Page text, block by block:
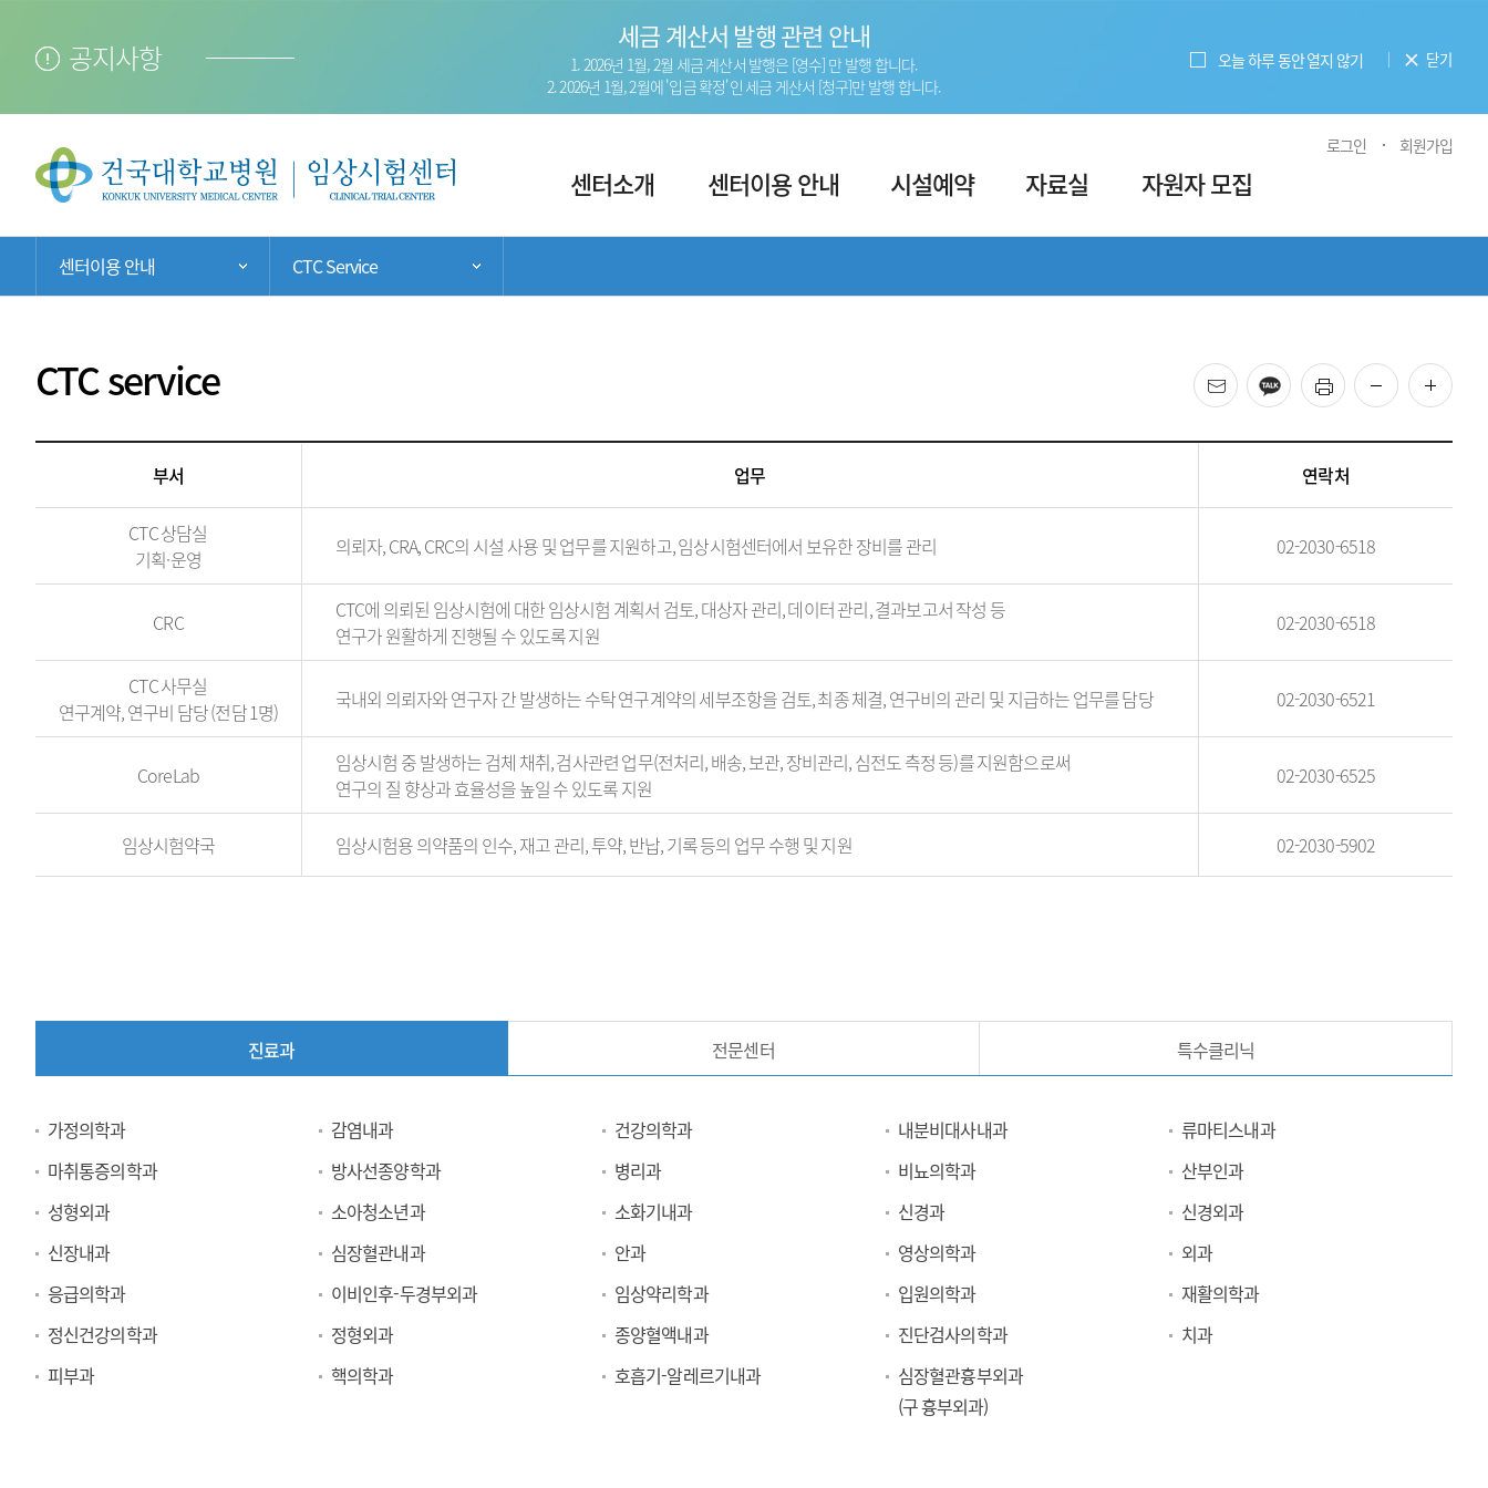
공지사항
세금 계산서 발행 관련 안내
1. 2026년 1월, 2월 세금 계산서 발행은 [영수] 만 발행 합니다.
2. 2026년 1월, 2월에 '입금 확정'인 세금 게산서 [청구]만 발행 합니다.
오늘 하루 동안 열지 않기 닫기
로그인 회원가입
센터소개 센터이용 안내 시설예약 자료실 자원자 모집
위
센터이용 안내 주 메뉴 목록 열기
CTC Service
메일 카카오 프린트 화면 축소화면
CTC service
C
r
c
처)
부서 업무 연락처
CTC 상담실
기획·운영
의뢰자, CRA, CRC의 시설 사용 및 업무를 지원하고, 임상시험센터에서 보유한 장비를 관리 02-2030-6518
CRC
CTC에 의뢰된 임상시험에 대한 임상시험 계획서 검토, 대상자 관리, 데이터 관리, 결과보고서 작성 등
연구가 원활하게 진행될 수 있도록 지원
02-2030-6518
CTC 사무실
연구계약, 연구비 담당 (전담 1명)
국내외 의뢰자와 연구자 간 발생하는 수탁 연구계약의 세부조항을 검토, 최종 체결, 연구비의 관리 및 지급하는 업무를 담당 02-2030-6521
CoreLab
임상시험 중 발생하는 검체 채취, 검사관련 업무(전처리, 배송, 보관, 장비관리, 심전도 측정 등)를 지원함으로써
연구의 질 향상과 효율성을 높일 수 있도록 지원
02-2030-6525
임상시험약국 임상시험용 의약품의 인수, 재고 관리, 투약, 반납, 기록 등의 업무 수행 및 지원 02-2030-5902
진료과 전문센터 특수클리닉
진
과
가정의학과 감염내과 건강의학과 내분비대사내과
류마티스내과
마취통증의학과
방사선종양학과 병리과 비뇨의학과
산부인과
성형외과
소아청소년과 소화기내과 신경과
신경외과
신장내과
심장혈관내과 안과 영상의학과
외과
응급의학과
이비인후-두경부외과 임상약리학과 입원의학과
재활의학과
정신건강의학과
정형외과 종양혈액내과 진단검사의학과
치과
피부과
핵의학과 호흡기-알레르기내과
심장혈관흉부외과
(구 흉부외과)